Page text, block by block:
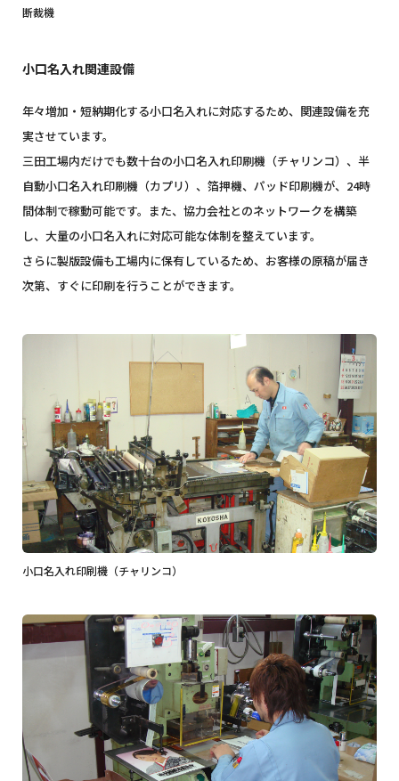
断裁機
小口名入れ関連設備
年々増加・短納期化する小口名入れに対応するため、関連設備を充
実させています。
三田工場内だけでも数十台の小口名入れ印刷機（チャリンコ）、半
自動小口名入れ印刷機（カプリ）、箔押機、パッド印刷機が、24時
間体制で稼動可能です。また、協力会社とのネットワークを構築
し、大量の小口名入れに対応可能な体制を整えています。
さらに製版設備も工場内に保有しているため、お客様の原稿が届き
次第、すぐに印刷を行うことができます。
小口名入れ印刷機（チャリンコ）